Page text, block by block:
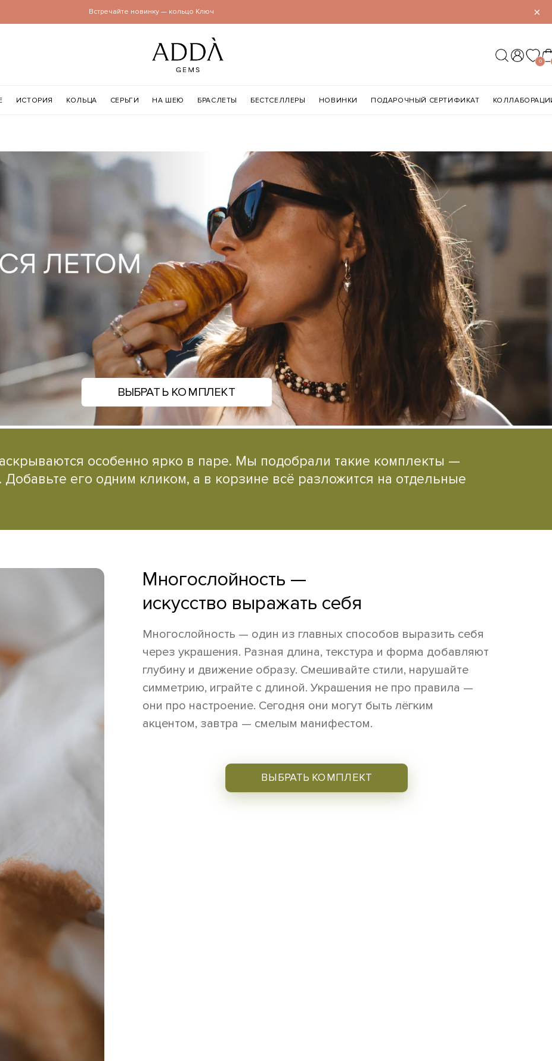
×
Встречайте новинку — кольцо Ключ
0
ИСТОРИЯ КОЛЬЦА СЕРЬГИ НА ШЕЮ БРАСЛЕТЫ БЕСТСЕЛЛЕРЫ НОВИНКИ ПОДАРОЧНЫЙ СЕРТИФИКАТ
ВЫБРАТЬ КОМПЛЕКТ
особенно ярко в паре. Мы подобрали такие комплекты —
его одним кликом, а в корзине всё разложится на отдельные
Многослойность —
искусство выражать себя
Многослойность — один из главных способов выразить себя
через украшения. Разная длина, текстура и форма добавляют
глубину и движение образу. Смешивайте стили, нарушайте
симметрию, играйте с длиной. Украшения не про правила —
они про настроение. Сегодня они могут быть лёгким
акцентом, завтра — смелым манифестом.
ВЫБРАТЬ КОМПЛЕКТ